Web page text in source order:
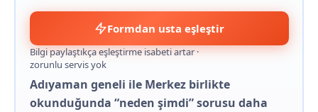
Formdan usta eşleştir
Bilgi paylaştıkça eşleştirme isabeti artar ·
zorunlu servis yok
Adıyaman geneli ile Merkez birlikte
okunduğunda “neden şimdi” sorusu daha